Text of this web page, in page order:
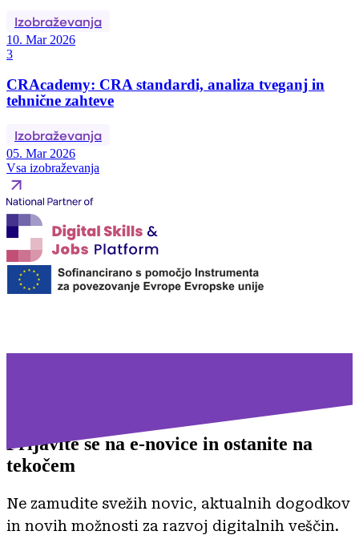
Izobraževanja
10. Mar 2026
3
CRAcademy: CRA standardi, analiza tveganj in
tehnične zahteve
Izobraževanja
05. Mar 2026
Vsa izobraževanja
Prijavite se na e-novice in ostanite na
tekočem
Ne zamudite svežih novic, aktualnih dogodkov
in novih možnosti za razvoj digitalnih veščin.